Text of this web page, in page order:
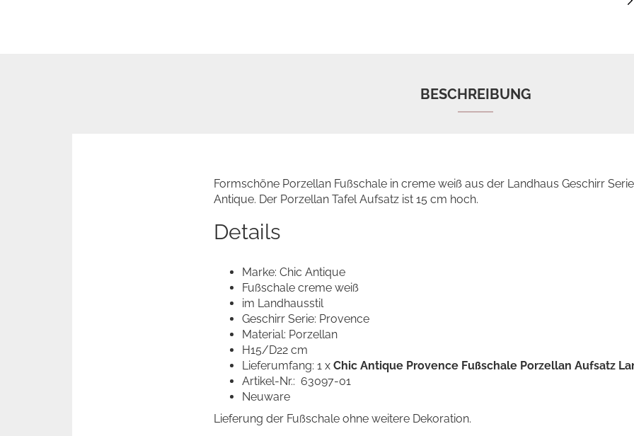
BESCHREIBUNG
Formschöne Porzellan Fußschale in creme weiß aus der Landhaus Geschirr
Antique. Der Porzellan Tafel Aufsatz ist 15 cm hoch.
Details
Marke: Chic Antique
Fußschale creme weiß
im Landhausstil
Geschirr Serie: Provence
Material: Porzellan
H15/D22 cm
Lieferumfang: 1 x Chic Antique Provence Fußschale Porzellan Aufsatz
Artikel-Nr.: 63097-01
Neuware
Lieferung der Fußschale ohne weitere Dekoration.